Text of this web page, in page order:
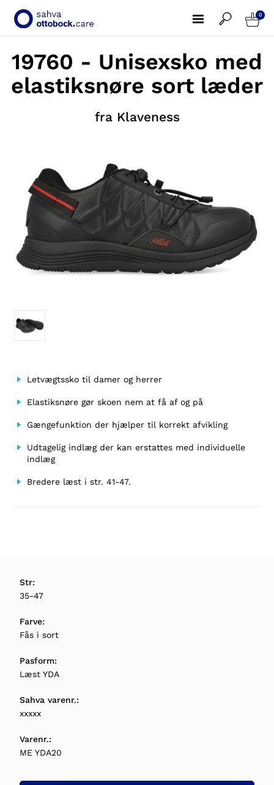
0
19760 - Unisexsko med
elastiksnøre sort læder
fra Klaveness
Letvægtssko til damer og herrer
Elastiksnøre gør skoen nem at få af og på
Gængefunktion der hjælper til korrekt afvikling
Udtagelig indlæg der kan erstattes med individuelle
indlæg
Bredere læst i str. 41-47.
Str:
35-47
Farve:
Fås i sort
Pasform:
Læst YDA
Sahva varenr.:
xxxxx
Varenr.:
ME YDA20